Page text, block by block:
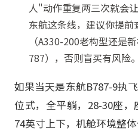
人"动作重复两三次就会
东航这条线，建议你提
（A330-200老构型还是
787），否则盲买有风险。
如果当天是东航B787-9执
位式，全平躺，28-30座
74英寸上下，机舱环境整体